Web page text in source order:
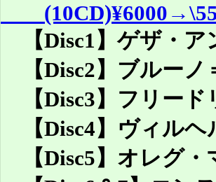
【Disc1】ゲザ・ア
【Disc2】ブルーノ
【Disc3】フリード
【Disc4】ヴィルヘ
【Disc5】オレグ・